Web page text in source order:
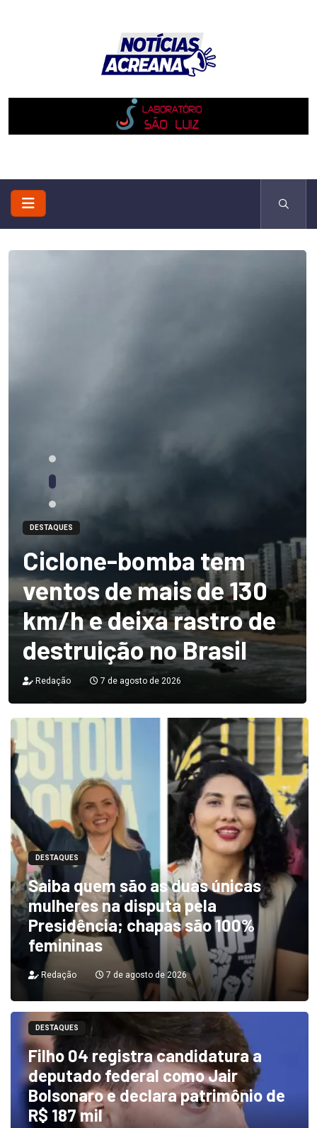
DESTAQUES
Ciclone-bomba tem
ventos de mais de 130
km/h e deixa rastro de
destruição no Brasil
Redação 7 de agosto de 2026
DESTAQUES
Saiba quem são as duas únicas
mulheres na disputa pela
Presidência; chapas são 100%
femininas
Redação 7 de agosto de 2026
DESTAQUES
Filho 04 registra candidatura a
deputado federal como Jair
Bolsonaro e declara patrimônio de
R$ 187 mil